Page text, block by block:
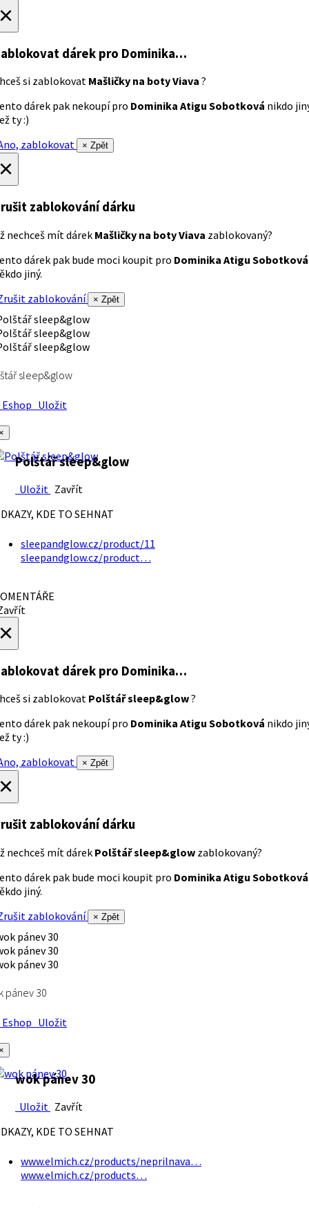
dárek pro Dominika…
si zablokovat Mašličky na boty Viava ?
dárek pak nekoupí pro Dominika Atigu Sobotková nikdo
ty :)
zablokovat
× Zpět
zablokování dárku
nechceš mít dárek Mašličky na boty Viava zablokovaný?
dárek pak bude moci koupit pro Dominika Atigu Sobotková
jiný.
zablokování
× Zpět
sleep&glow
Uložit
Polštář sleep&glow
Uložit Zavřít
KDE TO SEHNAT
sleepandglow.cz/product/11
sleepandglow.cz/product…
dárek pro Dominika…
si zablokovat Polštář sleep&glow?
dárek pak nekoupí pro Dominika Atigu Sobotková nikdo
ty :)
zablokovat
× Zpět
zablokování dárku
nechceš mít dárek Polštář sleep&glow zablokovaný?
dárek pak bude moci koupit pro Dominika Atigu Sobotková
jiný.
zablokování
× Zpět
pánev 30
Uložit
wok pánev 30
Uložit Zavřít
KDE TO SEHNAT
www.elmich.cz/products/neprilnava…
www.elmich.cz/products…